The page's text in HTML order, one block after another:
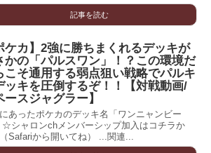
記事を読む
ケカ】2強に勝ちまくれるデッキが
かの「パルスワン」！？この環境だ
こそ通用する弱点狙い戦略でパルキ
ッキを圧倒するぞ！！【対戦動画/
ースジャグラー】
あったポケカのデッキ名「ワンニャンビー
☆シャロンchメンバーシップ加入はコチラか
Safariから開いてね） ...関連...